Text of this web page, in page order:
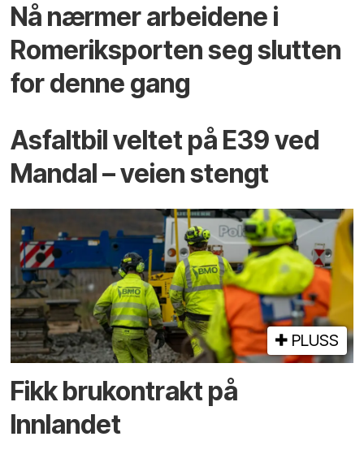
Nå nærmer arbeidene i
Romeriksporten seg slutten
for denne gang
Asfaltbil veltet på E39 ved
Mandal – veien stengt
PLUSS
Fikk brukontrakt på
Innlandet